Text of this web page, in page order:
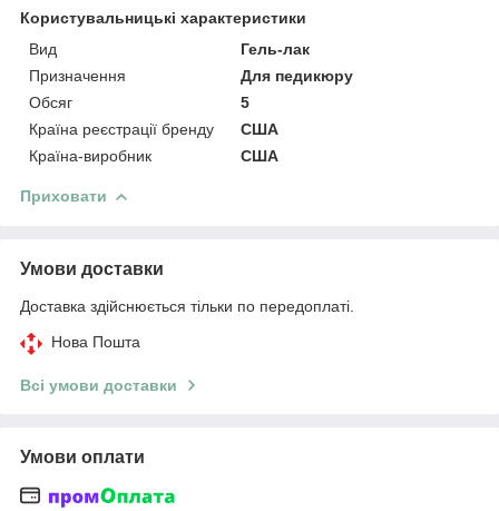
Користувальницькі характеристики
Вид
Гель-лак
Призначення
Для педикюру
Обсяг
5
Країна реєстрації бренду
США
Країна-виробник
США
Приховати
Умови доставки
Доставка здійснюється тільки по передоплаті.
Нова Пошта
Всі умови доставки
Умови оплати